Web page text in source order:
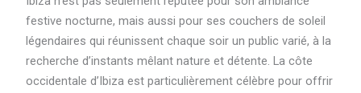
festive nocturne, mais aussi pour ses couchers de soleil
légendaires qui réunissent chaque soir un public varié, à la
recherche d’instants mêlant nature et détente. La côte
occidentale d’Ibiza est particulièrement célèbre pour offrir